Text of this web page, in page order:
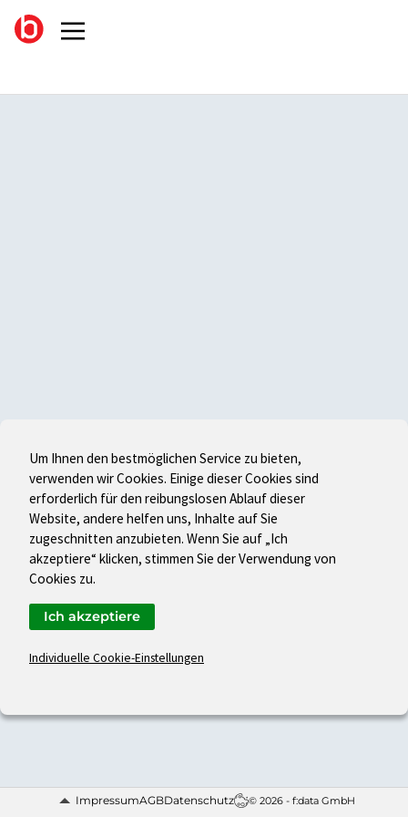
ImpressumAGBDatenschutz © 2026 - f:data GmbH
Um Ihnen den bestmöglichen Service zu bieten,
verwenden wir Cookies. Einige dieser Cookies sind
erforderlich für den reibungslosen Ablauf dieser
Website, andere helfen uns, Inhalte auf Sie
zugeschnitten anzubieten. Wenn Sie auf „Ich
akzeptiere“ klicken, stimmen Sie der Verwendung von
Cookies zu.
Individuelle Cookie-Einstellungen
Ich akzeptiere